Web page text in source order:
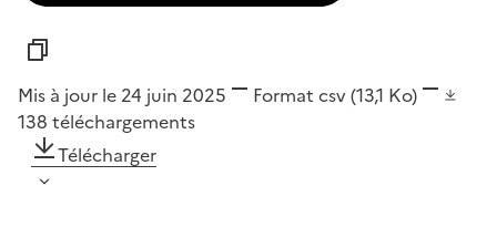
Mis à jour le 24 juin 2025 Format csv(13,1 Ko)
138 téléchargements
Télécharger